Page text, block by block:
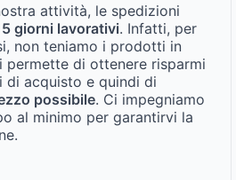
attività, le spedizioni
giorni lavorativi. Infatti, per
non teniamo i prodotti in
permette di ottenere risparmi
di acquisto e quindi di
possibile. Ci impegniamo
al minimo per garantirvi la